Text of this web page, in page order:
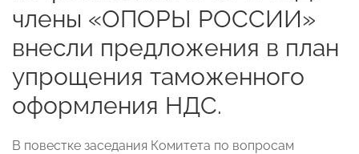
члены «ОПОРЫ РОССИИ»
внесли предложения в план
упрощения таможенного
оформления НДС.
В повестке заседания Комитета по вопросам